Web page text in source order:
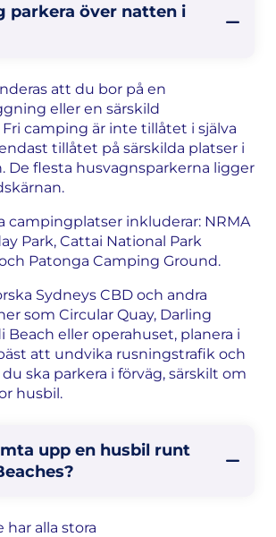
parkera över natten i
att du bor på en
eller en särskild
camping är inte tillåtet i själva
tillåtet på särskilda platser i
De flesta husvagnsparkerna ligger
campingplatser inkluderar: NRMA
Park, Cattai National Park
Patonga Camping Ground.
Sydneys CBD och andra
som Circular Quay, Darling
Beach eller operahuset, planera i
att undvika rusningstrafik och
ska parkera i förväg, särskilt om
husbil.
upp en husbil runt
har alla stora